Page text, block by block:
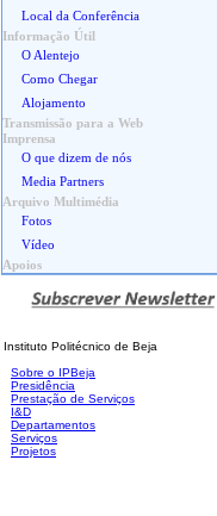
Local da Conferência
Informação Útil
O Alentejo
Como Chegar
Alojamento
Transmissão para a Web
Imprensa
O que dizem de nós
Media Partners
Arquivo Multimédia
Fotos
Vídeo
Apoios
Instituto Politécnico de Beja
Sobre o IPBeja
Presidência
Prestação de Serviços
I&D
Departamentos
Serviços
Projetos